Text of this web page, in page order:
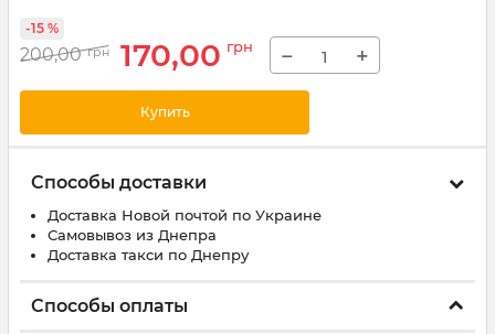
200,00 грн 170,00 грн
-15 %
− +
Купить
Способы доставки
Доставка Новой почтой по Украине
Самовывоз из Днепра
Доставка такси по Днепру
Способы оплаты